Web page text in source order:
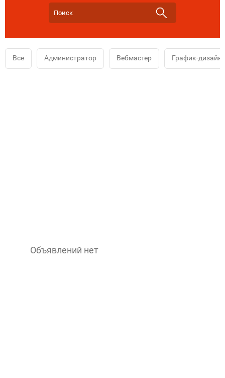
Все Администратор Вебмастер График-
Объявлений нет